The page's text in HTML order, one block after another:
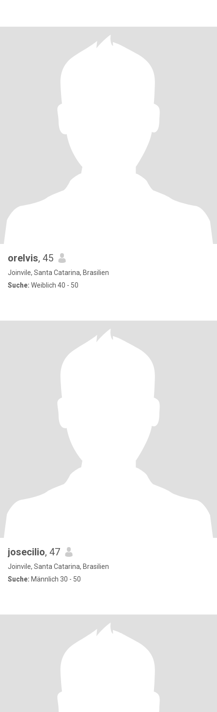
orelvis, 45
Joinvile, Santa Catarina, Brasilien
Suche: Weiblich 40 - 50
josecilio, 47
Joinvile, Santa Catarina, Brasilien
Suche: Männlich 30 - 50